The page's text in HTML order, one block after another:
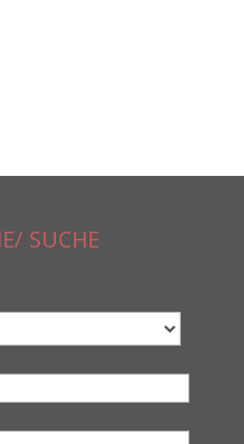
SUCHE